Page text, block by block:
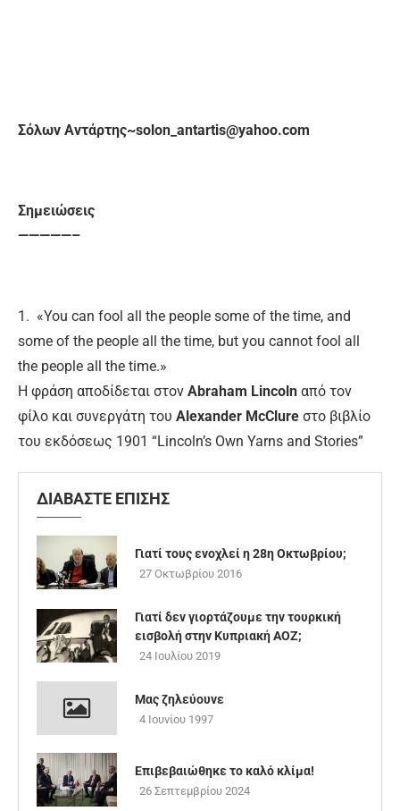
Σόλων Αντάρτης~solon_antartis@yahoo.com
Σημειώσεις
—————–
1. «You can fool all the people some of the time, and
some of the people all the time, but you cannot fool all
the people all the time.»
Η φράση αποδίδεται στον Abraham Lincoln από τον
φίλο και συνεργάτη του Alexander McClure στο βιβλίο
του εκδόσεως 1901 “Lincoln’s Own Yarns and Stories”
ΔΙΑΒΑΣΤΕ ΕΠΙΣΗΣ
Γιατί τους ενοχλεί η 28η Οκτωβρίου;
27 Οκτωβρίου 2016
Γιατί δεν γιορτάζουμε την τουρκική
εισβολή στην Κυπριακή ΑΟΖ;
24 Ιουλίου 2019
Μας ζηλεύουνε
4 Ιουνίου 1997
Επιβεβαιώθηκε το καλό κλίμα!
26 Σεπτεμβρίου 2024